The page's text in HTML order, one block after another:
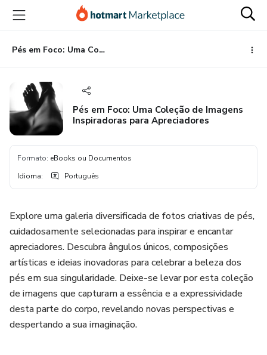
para
conteúdo
principal
para
pagamento
para
rodapé
Pés em Foco: Uma Coleção de Imagens Inspiradoras para Apreciadores
Pés em Foco: Uma Coleção de Imagens
Inspiradoras para Apreciadores
Formato: eBooks ou Documentos
Idioma: Português
Explore uma galeria diversificada de fotos criativas de pés,
cuidadosamente selecionadas para inspirar e encantar
apreciadores. Descubra ângulos únicos, composições
artísticas e ideias inovadoras para celebrar a beleza dos
pés em sua singularidade. Deixe-se levar por esta coleção
de imagens que capturam a essência e a expressividade
desta parte do corpo, revelando novas perspectivas e
despertando a sua imaginação.